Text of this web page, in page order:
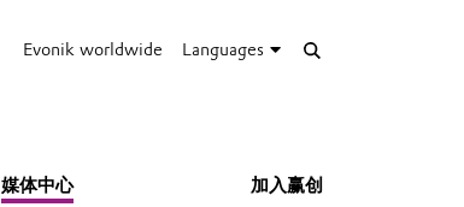
Evonik worldwide Languages
媒体中心 加入赢创